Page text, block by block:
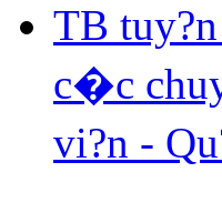
TB
c�c
vi?n -